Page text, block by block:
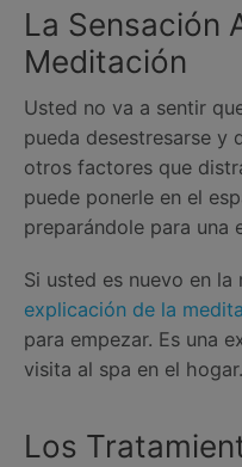
La Sensación
Meditación
Usted no va a sentir
pueda desestresarse y
otros factores que
puede ponerle en el
preparándole para una
Si usted es nuevo en la
explicación de la
para empezar. Es una
visita al spa en el hogar.
Los